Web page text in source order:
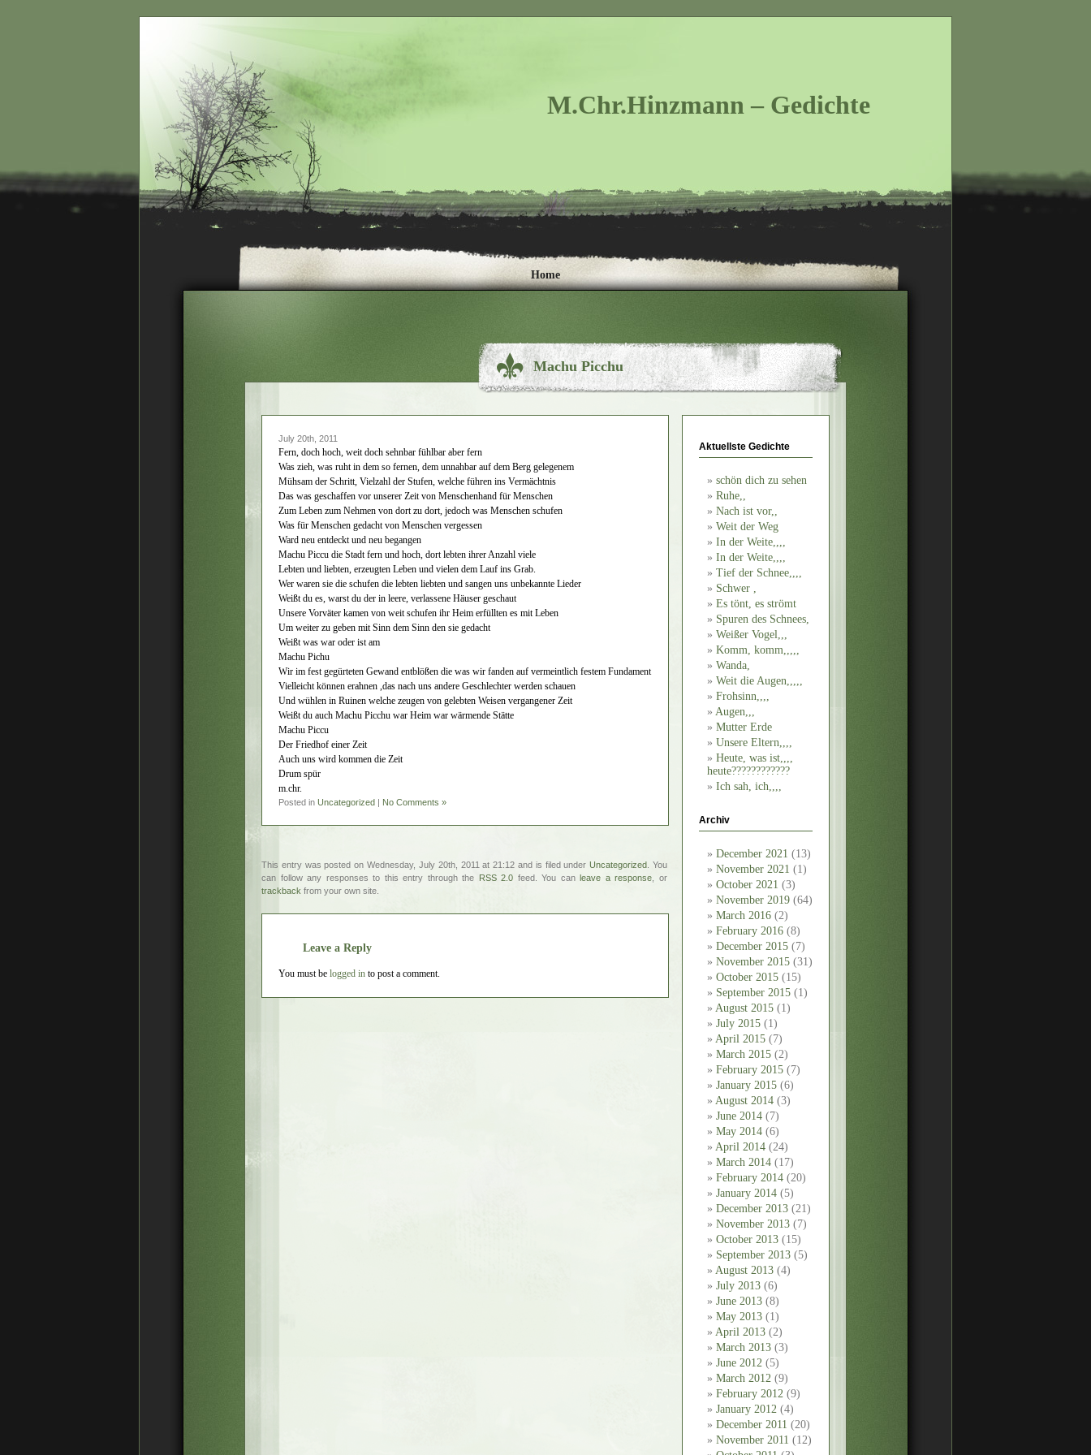
M.Chr.Hinzmann – Gedichte
Home
Machu Picchu
Aktuellste Gedichte
schön dich zu sehen
Ruhe,,
Nach ist vor,,
Weit der Weg
In der Weite,,,,
In der Weite,,,,
Tief der Schnee,,,,
Schwer ,
Es tönt, es strömt
Spuren des Schnees,
Weißer Vogel,,,
Komm, komm,,,,,
Wanda,
Weit die Augen,,,,,
Frohsinn,,,,
Augen,,,
Mutter Erde
Unsere Eltern,,,,
Heute, was ist,,,,
heute????????????
Ich sah, ich,,,,
Archiv
December 2021 (13)
November 2021 (1)
October 2021 (3)
November 2019 (64)
March 2016 (2)
February 2016 (8)
December 2015 (7)
November 2015 (31)
October 2015 (15)
September 2015 (1)
August 2015 (1)
July 2015 (1)
April 2015 (7)
March 2015 (2)
February 2015 (7)
January 2015 (6)
August 2014 (3)
June 2014 (7)
May 2014 (6)
April 2014 (24)
March 2014 (17)
February 2014 (20)
January 2014 (5)
December 2013 (21)
November 2013 (7)
October 2013 (15)
September 2013 (5)
August 2013 (4)
July 2013 (6)
June 2013 (8)
May 2013 (1)
April 2013 (2)
March 2013 (3)
June 2012 (5)
March 2012 (9)
February 2012 (9)
January 2012 (4)
December 2011 (20)
November 2011 (12)
July 20th, 2011
Fern, doch hoch, weit doch sehnbar fühlbar aber fern
Was zieh, was ruht in dem so fernen, dem unnahbar auf dem Berg gelegenem
Mühsam der Schritt, Vielzahl der Stufen, welche führen ins Vermächtnis
Das was geschaffen vor unserer Zeit von Menschenhand für Menschen
Zum Leben zum Nehmen von dort zu dort, jedoch was Menschen schufen
Was für Menschen gedacht von Menschen vergessen
Ward neu entdeckt und neu begangen
Machu Piccu die Stadt fern und hoch, dort lebten ihrer Anzahl viele
Lebten und liebten, erzeugten Leben und vielen dem Lauf ins Grab.
Wer waren sie die schufen die lebten liebten und sangen uns unbekannte Lieder
Weißt du es, warst du der in leere, verlassene Häuser geschaut
Unsere Vorväter kamen von weit schufen ihr Heim erfüllten es mit Leben
Um weiter zu geben mit Sinn dem Sinn den sie gedacht
Weißt was war oder ist am
Machu Pichu
Wir im fest gegürteten Gewand entblößen die was wir fanden auf vermeintlich festem Fundament
Vielleicht können erahnen ,das nach uns andere Geschlechter werden schauen
Und wühlen in Ruinen welche zeugen von gelebten Weisen vergangener Zeit
Weißt du auch Machu Picchu war Heim war wärmende Stätte
Machu Piccu
Der Friedhof einer Zeit
Auch uns wird kommen die Zeit
Drum spür
m.chr.
Posted in Uncategorized | No Comments »
This entry was posted on Wednesday, July 20th, 2011 at 21:12 and is filed underUncategorized . You
can follow any responses to this entry through the RSS 2.0 feed. You canleave a response , or
trackback from your own site.
Leave a Reply
You must be logged in to post a comment.